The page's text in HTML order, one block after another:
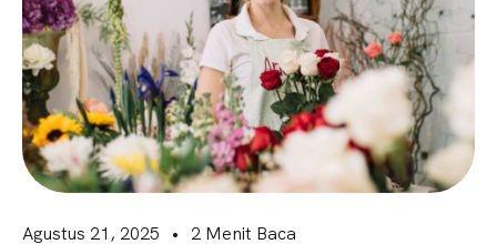
Agustus 21, 2025 • 2 Menit Baca